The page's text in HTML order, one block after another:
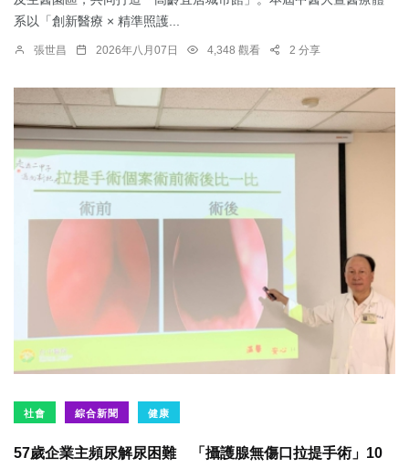
系以「創新醫療 × 精準照護...
張世昌 2026年八月07日 4,348 觀看 2 分享
社會 綜合新聞 健康
57歲企業主頻尿解尿困難 「攝護腺無傷口拉提手術」10